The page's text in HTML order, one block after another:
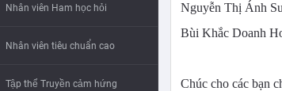
Nhân viên Ham học hỏi
Nhân viên tiêu chuẩn cao
Tập thể Truyền cảm hứng
Nguyễn Thị Ánh
Bùi Khắc Doanh
Chúc cho các bạn